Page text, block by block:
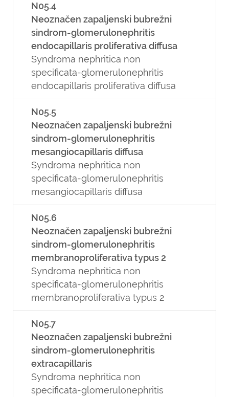
N05.4
Neoznačen zapaljenski bubrežni
sindrom-glomerulonephritis
endocapillaris proliferativa diffusa
Syndroma nephritica non
specificata-glomerulonephritis
endocapillaris proliferativa diffusa
N05.5
Neoznačen zapaljenski bubrežni
sindrom-glomerulonephritis
mesangiocapillaris diffusa
Syndroma nephritica non
specificata-glomerulonephritis
mesangiocapillaris diffusa
N05.6
Neoznačen zapaljenski bubrežni
sindrom-glomerulonephritis
membranoproliferativa typus 2
Syndroma nephritica non
specificata-glomerulonephritis
membranoproliferativa typus 2
N05.7
Neoznačen zapaljenski bubrežni
sindrom-glomerulonephritis
extracapillaris
Syndroma nephritica non
specificata-glomerulonephritis